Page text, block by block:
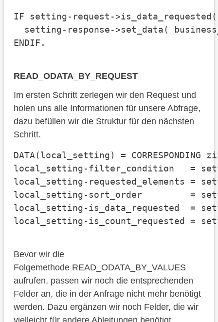
IF setting-request-
setting-response->set_data(
ENDIF.
READ_ODATA_BY_REQUEST
Im ersten Schritt zerlegen wir den Request und
holen uns alle Informationen für unsere Abfrage,
dazu befüllen wir die Struktur für den nächsten
Schritt.
DATA(local_setting) =
local_setting-filter_condition   =
local_setting-requested_elements =
local_setting-sort_order         =
local_setting-is_data_requested  =
local_setting-is_count_requested =
Bevor wir die
Folgemethode READ_ODATA_BY_VALUES
aufrufen, passen wir noch die entsprechenden
Felder an, die in der Anfrage nicht mehr benötigt
werden. Dazu ergänzen wir noch Felder, die wir